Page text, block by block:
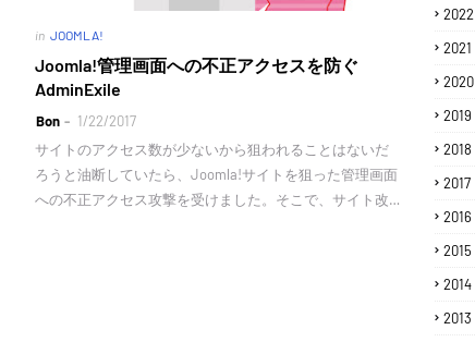
in JOOMLA!
Joomla!管理画面への不正アクセスを防ぐ
AdminExile
Bon
1/22/2017
サイトのアクセス数が少ないから狙われることはないだ
ろうと油断していたら、Joomla!サイトを狙った管理画面
への不正アクセス攻撃を受けました。そこで、サイト改…
2022
2021
2020
2019
2018
2017
2016
2015
2014
2013